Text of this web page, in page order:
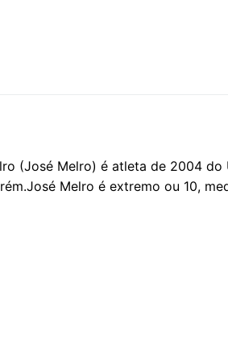
(José Melro) é atleta de 2004 do
Melro é extremo ou 10,